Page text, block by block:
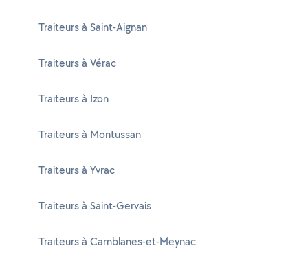
Traiteurs à Saint-Aignan
Traiteurs à Vérac
Traiteurs à Izon
Traiteurs à Montussan
Traiteurs à Yvrac
Traiteurs à Saint-Gervais
Traiteurs à Camblanes-et-Meynac